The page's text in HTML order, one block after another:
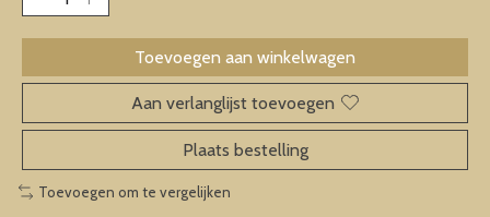
Toevoegen aan winkelwagen
Aan verlanglijst toevoegen
Plaats bestelling
Toevoegen om te vergelijken